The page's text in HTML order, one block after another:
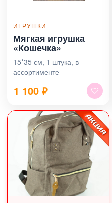
ИГРУШКИ
Мягкая игрушка
«Кошечка»
15*35 см, 1 штука, в
ассортименте
1 100 ₽